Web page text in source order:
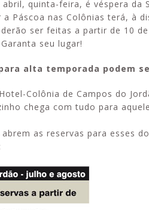
quinta-feira, é véspera
a Páscoa nas Colônias terá, à
ser feitas a partir de 10
seu lugar!
alta temporada podem
Colônia de Campos do
chega com tudo para
as reservas para esses